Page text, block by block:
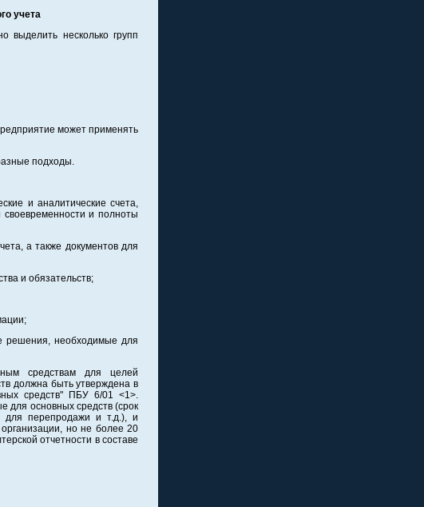
учета
выделить несколько групп
может применять
подходы.
и аналитические счета,
и полноты
а также документов для
и обязательств;
решения, необходимые для
средствам для целей
должна быть утверждена в
средств" ПБУ 6/01 <1>.
для основных средств (срок
для перепродажи и т.д.), и
но не более 20
отчетности в составе